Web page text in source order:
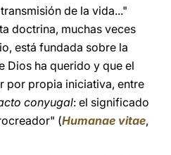
de la vida..."
doctrina, muchas veces
está fundada sobre la
Dios ha querido y que el
por propia iniciativa, entre
conyugal: el significado
(Humanae vitae,